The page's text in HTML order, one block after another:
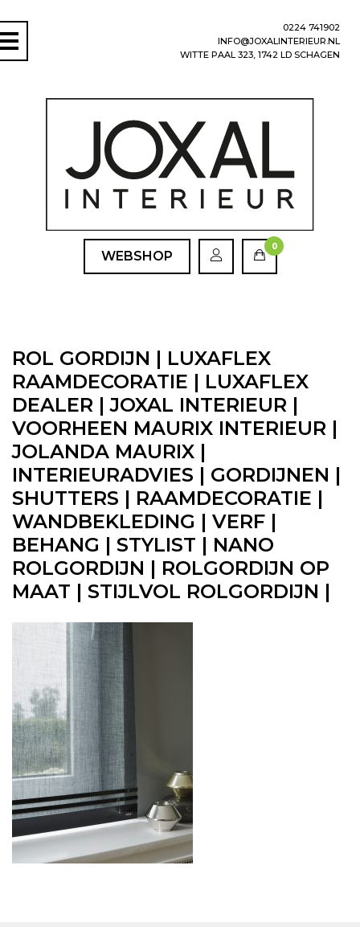
0224 741902
INFO@JOXALINTERIEUR.NL
WITTE PAAL 323, 1742 LD SCHAGEN
WEBSHOP
0
ROL GORDIJN | LUXAFLEX
RAAMDECORATIE | LUXAFLEX
DEALER | JOXAL INTERIEUR |
VOORHEEN MAURIX INTERIEUR |
JOLANDA MAURIX |
INTERIEURADVIES | GORDIJNEN |
SHUTTERS | RAAMDECORATIE |
WANDBEKLEDING | VERF |
BEHANG | STYLIST | NANO
ROLGORDIJN | ROLGORDIJN OP
MAAT | STIJLVOL ROLGORDIJN |